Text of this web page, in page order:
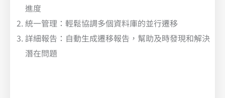
進度
統一管理：輕鬆協調多個資料庫的並行遷移
詳細報告：自動生成遷移報告，幫助及時發現和解決
潛在問題